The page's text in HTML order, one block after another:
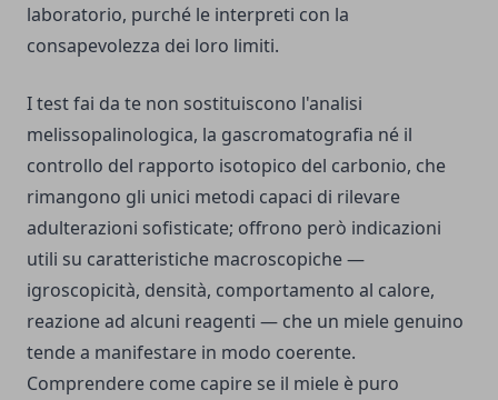
laboratorio, purché le interpreti con la
consapevolezza dei loro limiti.
I test fai da te non sostituiscono l'analisi
melissopalinologica, la gascromatografia né il
controllo del rapporto isotopico del carbonio, che
rimangono gli unici metodi capaci di rilevare
adulterazioni sofisticate; offrono però indicazioni
utili su caratteristiche macroscopiche —
igroscopicità, densità, comportamento al calore,
reazione ad alcuni reagenti — che un miele genuino
tende a manifestare in modo coerente.
Comprendere come capire se il miele è puro